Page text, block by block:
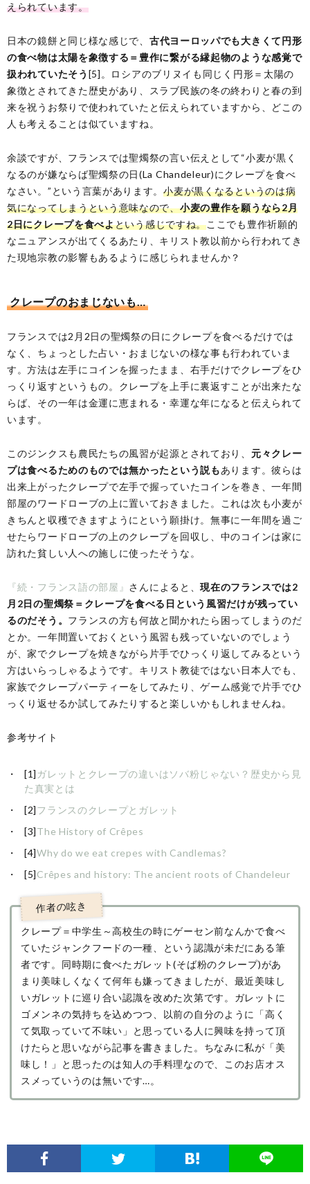
えられています。
日本の鏡餅と同じ様な感じで、 古代ヨーロッパでも大きくて円形
の食べ物は太陽を象徴する＝豊作に繋がる縁起物のような感覚で
扱われていたそう [5]。ロシアのブリヌイも同じく円形＝太陽の
象徴とされてきた歴史があり、スラブ民族の冬の終わりと春の到
来を祝うお祭りで使われていたと伝えられていますから、どこの
人も考えることは似ていますね。
余談ですが、フランスでは聖燭祭の言い伝えとして“小麦が黒く
なるのが嫌ならば聖燭祭の日(La Chandeleur)にクレープを食べ
なさい。”という言葉があります。小麦が黒くなるというのは病
気になってしまうという意味なので、小麦の豊作を願うなら2月
2日にクレープを食べよという感じですね。ここでも豊作祈願的
なニュアンスが出てくるあたり、キリスト教以前から行われてき
た現地宗教の影響もあるように感じられませんか？
クレープのおまじないも…
フランスでは2月2日の聖燭祭の日にクレープを食べるだけでは
なく、ちょっとした占い・おまじないの様な事も行われていま
す。方法は左手にコインを握ったまま、右手だけでクレープをひ
っくり返すというもの。クレープを上手に裏返すことが出来たな
らば、その一年は金運に恵まれる・幸運な年になると伝えられて
います。
このジンクスも農民たちの風習が起源とされており、 元々クレー
プは食べるためのものでは無かったという説もあります。彼らは
出来上がったクレープで左手で握っていたコインを巻き、一年間
部屋のワードローブの上に置いておきました。これは次も小麦が
きちんと収穫できますようにという願掛け。無事に一年間を過ご
せたらワードローブの上のクレープを回収し、中のコインは家に
訪れた貧しい人への施しに使ったそうな。
『続・フランス語の部屋』 さんによると、現在のフランスでは2
月2日の聖燭祭＝クレープを食べる日という風習だけが残ってい
るのだそう。 フランスの方も何故と聞かれたら困ってしまうのだ
とか。一年間置いておくという風習も残っていないのでしょう
が、家でクレープを焼きながら片手でひっくり返してみるという
方はいらっしゃるようです。キリスト教徒ではない日本人でも、
家族でクレープパーティーをしてみたり、ゲーム感覚で片手でひ
っくり返せるか試してみたりすると楽しいかもしれませんね。
参考サイト
[1] ガレットとクレープの違いはソバ粉じゃない？歴史から見
た真実とは
[2]フランスのクレープとガレット
[3]The History of Crêpes
[4]Why do we eat crepes with Candlemas?
[5]Crêpes and history: The ancient roots of Chandeleur
クレープ＝中学生～高校生の時にゲーセン前なんかで食べ
ていたジャンクフードの一種、という認識が未だにある筆
者です。同時期に食べたガレット(そば粉のクレープ)があ
まり美味しくなくて何年も嫌ってきましたが、最近美味し
いガレットに巡り合い認識を改めた次第です。ガレットに
ゴメンネの気持ちを込めつつ、以前の自分のように「高く
て気取っていて不味い」と思っている人に興味を持って頂
けたらと思いながら記事を書きました。ちなみに私が「美
味し！」と思ったのは知人の手料理なので、このお店オス
スメっていうのは無いです…。